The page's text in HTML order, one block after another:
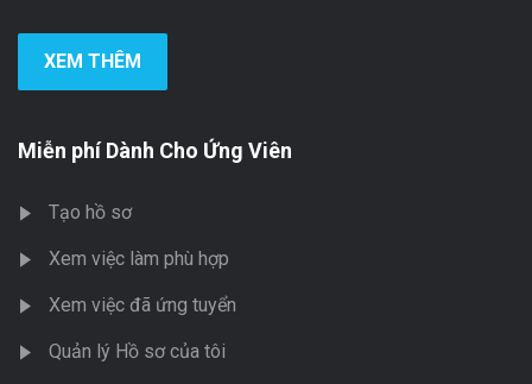
XEM THÊM
Miễn phí Dành Cho Ứng Viên
Tạo hồ sơ
Xem việc làm phù hợp
Xem việc đã ứng tuyển
Quản lý Hồ sơ của tôi